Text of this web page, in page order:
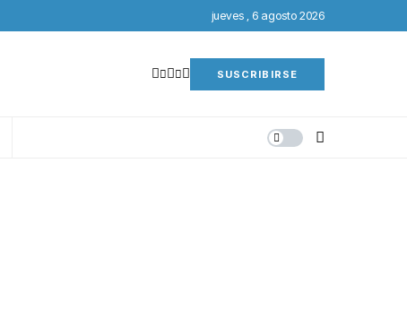
jueves , 6 agosto 2026
SUSCRIBIRSE